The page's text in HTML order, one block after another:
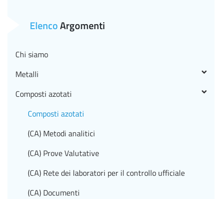
ElencoArgomenti
Chi siamo
Metalli
Composti azotati
Composti azotati
(CA) Metodi analitici
(CA) Prove Valutative
(CA) Rete dei laboratori per il controllo ufficiale
(CA) Documenti